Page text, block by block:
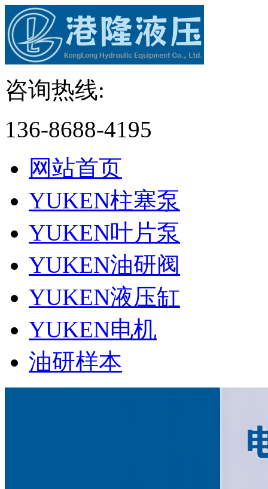
咨询热线:
136-8688-4195
网站首页
YUKEN柱塞泵
YUKEN叶片泵
YUKEN油研阀
YUKEN液压缸
YUKEN电机
油研样本